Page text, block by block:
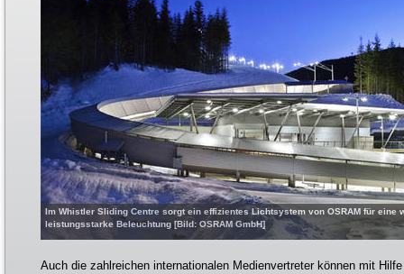
Im Whistler Sliding Centre sorgt ein effizientes Lichtsystem von OSRAM für eine
leistungsstarke Beleuchtung [Bild: OSRAM GmbH]
Auch die zahlreichen internationalen Medienvertreter können mit